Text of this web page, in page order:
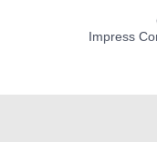
Impress